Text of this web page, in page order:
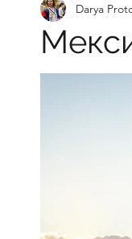
Texts from our
Stories in Ukrainian
Darya